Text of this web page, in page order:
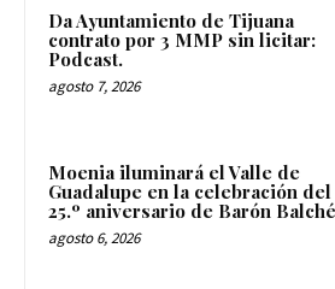
Da Ayuntamiento de Tijuana
contrato por 3 MMP sin licitar:
Podcast.
agosto 7, 2026
Moenia iluminará el Valle de
Guadalupe en la celebración del
25.º aniversario de Barón Balché
agosto 6, 2026